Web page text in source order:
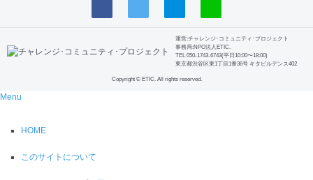
運営:チャレンジ･コミュニティ･プロジェクト
事務局:NPO法人ETIC.
TEL 050-1743-6743(平日10:00〜18:00)
東京都渋谷区東1丁目1番36号 キタビルデンス402
Copyright © ETIC. All rights reserved.
Menu
HOME
このサイトについて